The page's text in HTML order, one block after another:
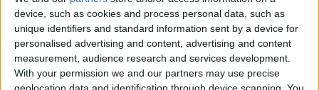
device, such as cookies and process personal data, such as
unique identifiers and standard information sent by a device for
personalised advertising and content, advertising and content
measurement, audience research and services development.
With your permission we and our partners may use precise
migliaia di boschi e laghi?
In Finlandia sono arrivata nel dicembre del 2002
con il progetto Erasmus per sei mesi. Non volevo